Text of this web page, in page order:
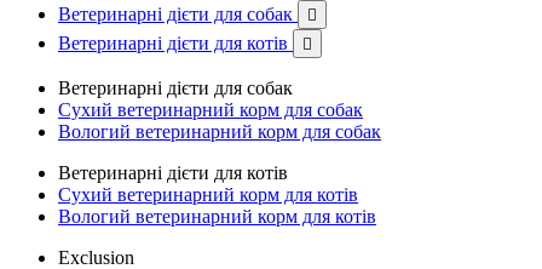
Ветеринарні дієти для собак

Ветеринарні дієти для котів 
Ветеринарні дієти для собак
Сухий ветеринарний корм для собак
Вологий ветеринарний корм для собак
Ветеринарні дієти для котів
Сухий ветеринарний корм для котів
Вологий ветеринарний корм для котів
Exclusion